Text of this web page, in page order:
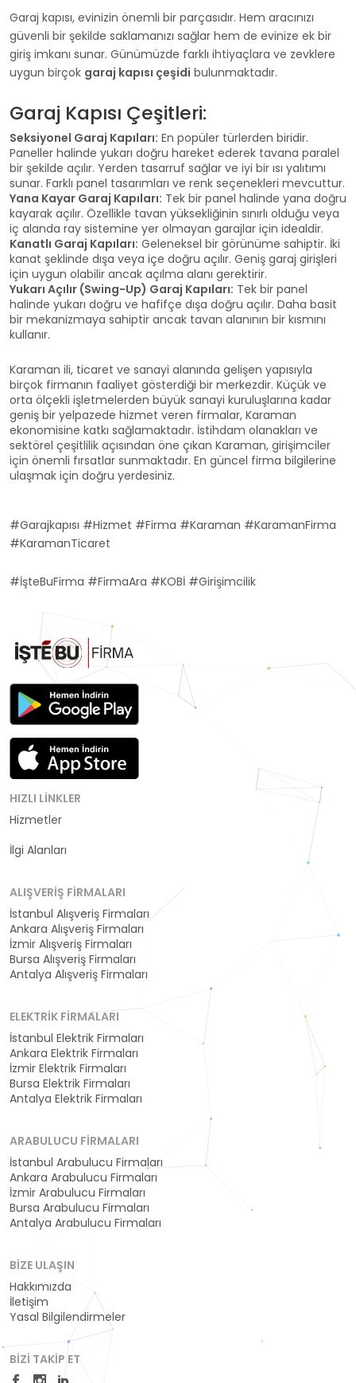
Garaj kapısı, evinizin önemli bir parçasıdır. Hem aracınızı
güvenli bir şekilde saklamanızı sağlar hem de evinize ek bir
giriş imkanı sunar. Günümüzde farklı ihtiyaçlara ve zevklere
uygun birçok garaj kapısı çeşidi bulunmaktadır.
Garaj Kapısı Çeşitleri:
Seksiyonel Garaj Kapıları: En popüler türlerden biridir.
Paneller halinde yukarı doğru hareket ederek tavana paralel
bir şekilde açılır. Yerden tasarruf sağlar ve iyi bir ısı yalıtımı
sunar. Farklı panel tasarımları ve renk seçenekleri mevcuttur.
Yana Kayar Garaj Kapıları: Tek bir panel halinde yana doğru
kayarak açılır. Özellikle tavan yüksekliğinin sınırlı olduğu veya
iç alanda ray sistemine yer olmayan garajlar için idealdir.
Kanatlı Garaj Kapıları: Geleneksel bir görünüme sahiptir. İki
kanat şeklinde dışa veya içe doğru açılır. Geniş garaj girişleri
için uygun olabilir ancak açılma alanı gerektirir.
Yukarı Açılır (Swing-Up) Garaj Kapıları: Tek bir panel
halinde yukarı doğru ve hafifçe dışa doğru açılır. Daha basit
bir mekanizmaya sahiptir ancak tavan alanının bir kısmını
kullanır.
Karaman ili, ticaret ve sanayi alanında gelişen yapısıyla
birçok firmanın faaliyet gösterdiği bir merkezdir. Küçük ve
orta ölçekli işletmelerden büyük sanayi kuruluşlarına kadar
geniş bir yelpazede hizmet veren firmalar, Karaman
ekonomisine katkı sağlamaktadır. İstihdam olanakları ve
sektörel çeşitlilik açısından öne çıkan Karaman, girişimciler
için önemli fırsatlar sunmaktadır. En güncel firma bilgilerine
ulaşmak için doğru yerdesiniz.
#Garajkapısı #Hizmet #Firma #Karaman #KaramanFirma
#KaramanTicaret
#İşteBuFirma #FirmaAra #KOBİ #Girişimcilik
HIZLI LINKLER
Hizmetler
İlgi Alanları
ALIŞVERIŞ FIRMALARI
İstanbul Alışveriş Firmaları
Ankara Alışveriş Firmaları
İzmir Alışveriş Firmaları
Bursa Alışveriş Firmaları
Antalya Alışveriş Firmaları
ELEKTRIK FIRMALARI
İstanbul Elektrik Firmaları
Ankara Elektrik Firmaları
İzmir Elektrik Firmaları
Bursa Elektrik Firmaları
Antalya Elektrik Firmaları
ARABULUCU FIRMALARI
İstanbul Arabulucu Firmaları
Ankara Arabulucu Firmaları
İzmir Arabulucu Firmaları
Bursa Arabulucu Firmaları
Antalya Arabulucu Firmaları
BIZE ULAŞIN
Hakkımızda
İletişim
Yasal Bilgilendirmeler
BIZI TAKIP ET